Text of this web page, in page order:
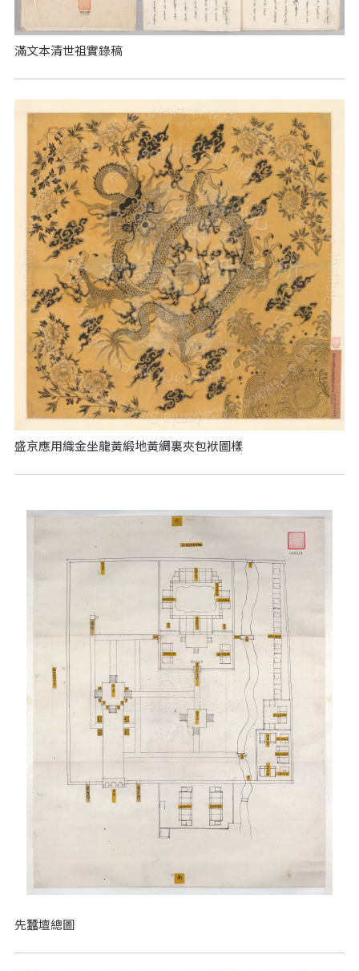
滿文本清世祖實錄稿
盛京應用織金坐龍黃緞地黃綢裏夾包袱圖樣
先蠶壇總圖